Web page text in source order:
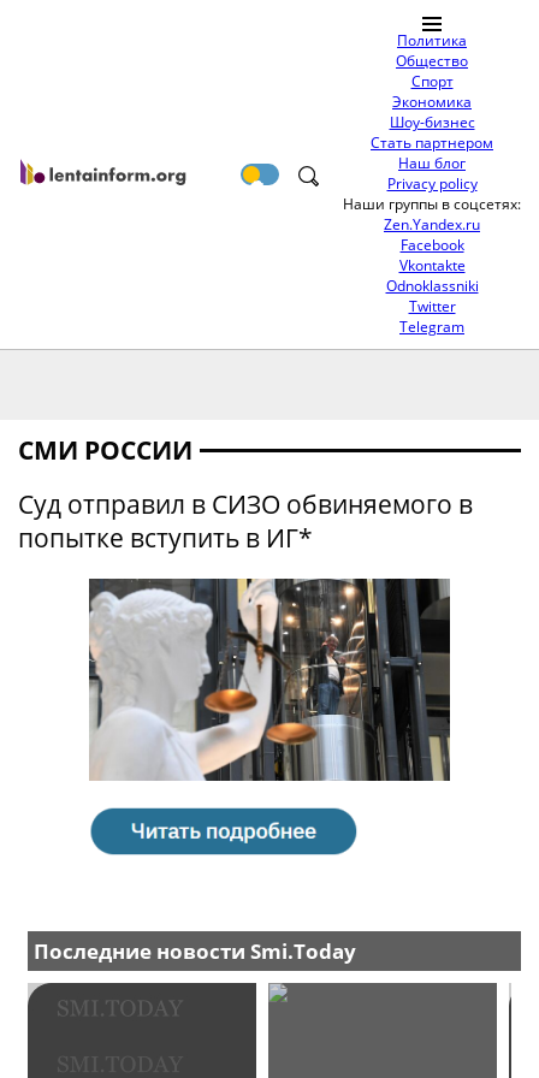
Политика
Общество
Спорт
Экономика
Шоу-бизнес
Стать партнером
Наш блог
Privacy policy
Наши группы в соцсетях:
Zen.Yandex.ru
Facebook
Vkontakte
Odnoklassniki
Twitter
Telegram
СМИ РОССИИ
Суд отправил в СИЗО обвиняемого в
попытке вступить в ИГ*